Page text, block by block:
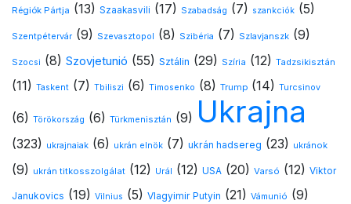
Régiók Pártja (13) Szaakasvili (17) Szabadság (7) szankciók (5)
Szentpétervár (9) Szevasztopol (8) Szibéria (7) Szlavjanszk (9)
Szocsi (8) Szovjetunió (55) Sztálin (29) Szíria (12) Tadzsikisztán
(11) Taskent (7) Tbiliszi (6) Timosenko (8) Trump (14) Turcsinov
(6) Törökország (6) Türkmenisztán (9) Ukrajna
(323) ukrajnaiak (6) ukrán elnök (7) ukrán hadsereg (23) ukránok
(9) ukrán titkosszolgálat (12) Urál (12) USA (20) Varsó (12) Viktor
Janukovics (19) Vilnius (5) Vlagyimir Putyin (21) Vámunió (9)